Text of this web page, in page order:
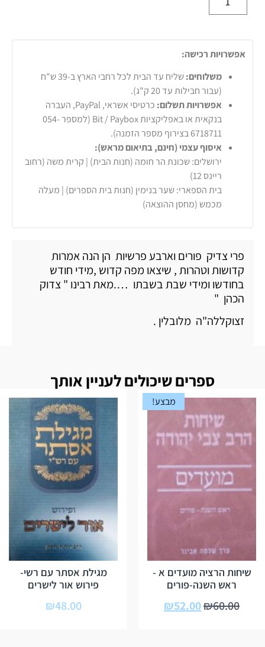
אפשרויות רכישה:
משלוחים:
שליח עד הבית לכל רחבי הארץ ב-39 ש"ח
(עבור חבילות עד 20 ק"ג).
אפשרויות תשלום:
כרטיסי אשראי, PayPal, העברה
בנקאית או באפליקציות Bit / Paybox (למספר 054-
6718711 בצירוף מספר הזמנה).
איסוף עצמי (חינם, בתיאום מראש):
ירושלים: שכונת הר חומה (חנות הבית) | קרית משה (רחוב
ריינס 12)
בית הספארי: שער בנימין (חנות בית הספרים) | מעלה
מכמש (מחסן ההוצאה)
פרי צדיק פורים וארבע פרשיות הן הנה אמרות
קדושות וטהרות , שיצאו מפה קדוש ,מידי חודש
בחודשו ומידי שבת בשבתו ….מאת רבינו " צדוק
הכהן "
זצוקללה"ה מלובלין .
ספרים שיכולים לעניין אותך
מבצע!
שיחות הרציה מועדים א -
ראש השנה-פורים
₪60.00
₪52.00
מגילת אסתר עם רשי-
פירוש אור לישרים
₪48.00